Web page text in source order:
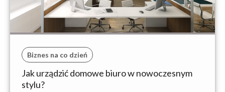
Biznes na co dzień
Jak urządzić domowe biuro w nowoczesnym
stylu?